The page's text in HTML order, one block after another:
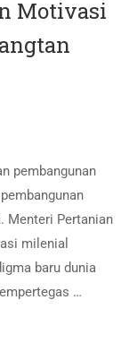
Motivasi
pembangunan
Menteri Pertanian
milenial
baru dunia
…